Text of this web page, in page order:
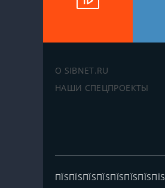
О SIBNET.RU
НАШИ СПЕЦПРОЕКТЫ
ПЇЅПЇЅПЇЅПЇЅПЇЅПЇЅПЇЅПЇЅ